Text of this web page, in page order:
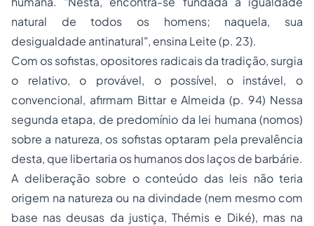
natural de todos os homens; naquela, sua
desigualdade antinatural", ensina Leite (p. 23).
Com os sofistas, opositores radicais da tradição, surgia
o relativo, o provável, o possível, o instável, o
convencional, afirmam Bittar e Almeida (p. 94) Nessa
segunda etapa, de predomínio da lei humana (nomos)
sobre a natureza, os sofistas optaram pela prevalência
desta, que libertaria os humanos dos laços de barbárie.
A deliberação sobre o conteúdo das leis não teria
origem na natureza ou na divindade (nem mesmo com
base nas deusas da justiça,Thémis e Diké), mas na